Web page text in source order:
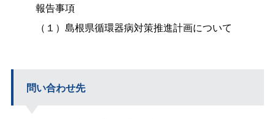
報告事項
（１）島根県循環器病対策推進計画について
問い合わせ先